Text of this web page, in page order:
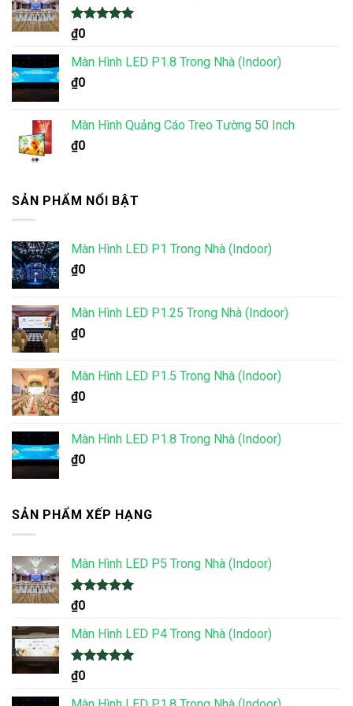
Được xếp
hạng
5 sao
₫0
Màn Hình LED P1.8 Trong Nhà (Indoor)
₫0
Màn Hình Quảng Cáo Treo Tường 50 Inch
₫0
SẢN PHẨM NỔI BẬT
Màn Hình LED P1 Trong Nhà (Indoor)
₫0
Màn Hình LED P1.25 Trong Nhà (Indoor)
₫0
Màn Hình LED P1.5 Trong Nhà (Indoor)
₫0
Màn Hình LED P1.8 Trong Nhà (Indoor)
₫0
SẢN PHẨM XẾP HẠNG
Màn Hình LED P5 Trong Nhà (Indoor)
Được xếp
hạng
5 sao
₫0
Màn Hình LED P4 Trong Nhà (Indoor)
Được xếp
hạng
5 sao
₫0